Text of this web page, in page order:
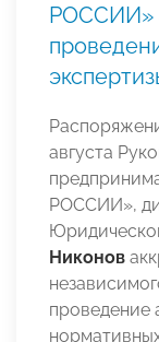
РОССИИ»
августа
РОССИИ»,
Никонов
проведение